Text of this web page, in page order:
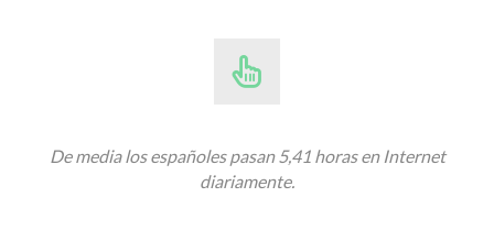
De media los españoles pasan 5,41 horas en Internet
diariamente.